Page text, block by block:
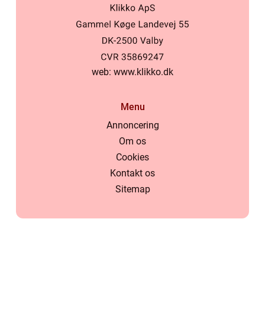
web: www.klikko.dk
Menu
Annoncering
Om os
Cookies
Kontakt os
Sitemap